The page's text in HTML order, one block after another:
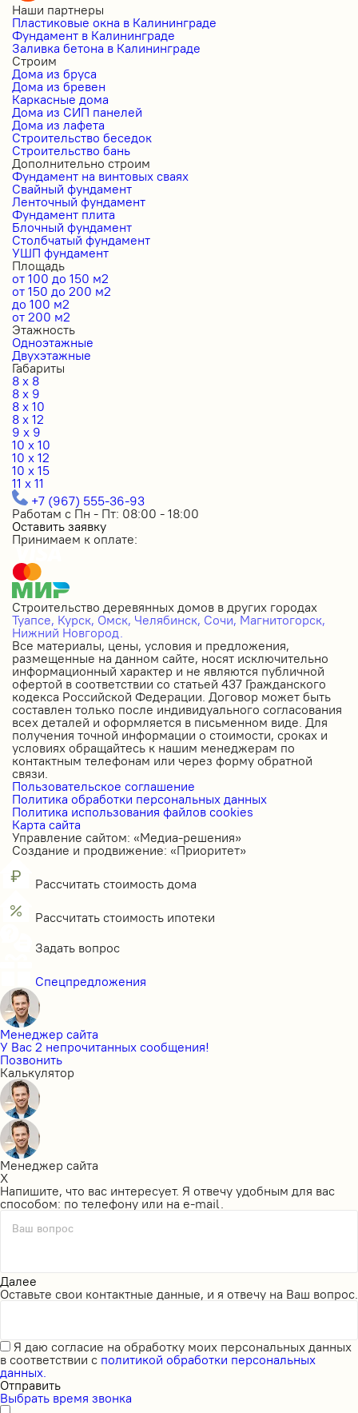
Наши партнеры
Пластиковые окна в Калининграде
Фундамент в Калининграде
Заливка бетона в Калининграде
Строим
Дома из бруса
Дома из бревен
Каркасные дома
Дома из СИП панелей
Дома из лафета
Строительство беседок
Строительство бань
Дополнительно строим
Фундамент на винтовых сваях
Свайный фундамент
Ленточный фундамент
Фундамент плита
Блочный фундамент
Столбчатый фундамент
УШП фундамент
Площадь
от 100 до 150 м2
от 150 до 200 м2
до 100 м2
от 200 м2
Этажность
Одноэтажные
Двухэтажные
Габариты
8 x 8
8 x 9
8 x 10
8 x 12
9 x 9
10 x 10
10 x 12
10 x 15
11 x 11
+7 (967) 555-36-93
Работам с Пн - Пт: 08:00 - 18:00
Оставить заявку
Принимаем к оплате:
Строительство деревянных домов в других городах
Туапсе, Курск, Омск, Челябинск, Сочи, Магнитогорск,
Нижний Новгород.
Все материалы, цены, условия и предложения,
размещенные на данном сайте, носят исключительно
информационный характер и не являются публичной
офертой в соответствии со статьей 437 Гражданского
кодекса Российской Федерации. Договор может быть
составлен только после индивидуального согласования
всех деталей и оформляется в письменном виде. Для
получения точной информации о стоимости, сроках и
условиях обращайтесь к нашим менеджерам по
контактным телефонам или через форму обратной
связи.
Пользовательское соглашение
Политика обработки персональных данных
Политика использования файлов cookies
Карта сайта
Управление сайтом: «Медиа-решения»
Создание и продвижение: «Приоритет»
Рассчитать стоимость дома
Рассчитать стоимость ипотеки
Задать вопрос
Спецпредложения
Менеджер сайта
У Вас 2 непрочитанных сообщения!
Позвонить
Калькулятор
Менеджер сайта
X
Напишите, что вас интересует. Я отвечу удобным для вас
способом: по телефону или на e-mail.
Ваш вопрос
Далее
Оставьте свои контактные данные, и я отвечу на Ваш вопрос.
Я даю согласие на обработку моих персональных данных
в соответствии с политикой обработки персональных
данных.
Отправить
Выбрать время звонка